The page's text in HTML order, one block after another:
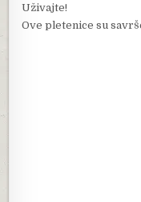
Uživajte!
Ove pletenice su